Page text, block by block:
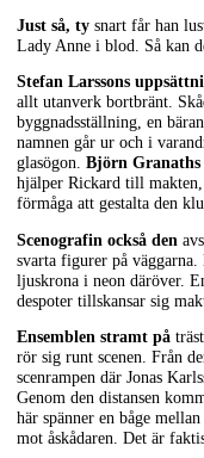
Just så, ty snart får han
Lady Anne i blod. Så kan
Stefan Larssons
allt utanverk bortbränt.
byggnadsställning, en
namnen går ur och i
glasögon. Björn Granaths
hjälper Rickard till
förmåga att gestalta den
Scenografin också den
svarta figurer på
ljuskrona i neon däröver.
despoter tillskansar sig
Ensemblen stramt på
rör sig runt scenen. Från
scenrampen där Jonas
Genom den distansen
här spänner en båge
mot åskådaren. Det är